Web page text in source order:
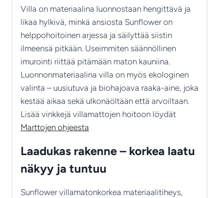
Villa on materiaalina luonnostaan hengittävä ja
likaa hylkivä, minkä ansiosta Sunflower on
helppohoitoinen arjessa ja säilyttää siistin
ilmeensä pitkään. Useimmiten säännöllinen
imurointi riittää pitämään maton kauniina.
Luonnonmateriaalina villa on myös ekologinen
valinta – uusiutuva ja biohajoava raaka-aine, joka
kestää aikaa sekä ulkonäöltään että arvoiltaan.
Lisää vinkkejä villamattojen hoitoon löydät
Marttojen ohjeesta
Laadukas rakenne – korkea laatu
näkyy ja tuntuu
Sunflower villamatonkorkea materiaalitiheys,